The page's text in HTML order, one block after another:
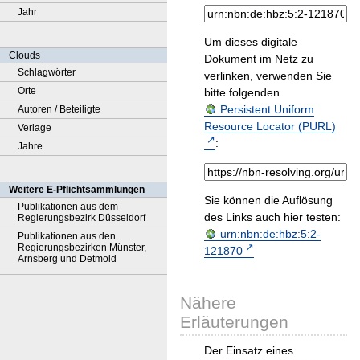
Jahr
Clouds
Schlagwörter
Orte
Autoren / Beteiligte
Verlage
Jahre
Weitere E-Pflichtsammlungen
Publikationen aus dem
Regierungsbezirk Düsseldorf
Publikationen aus den
Regierungsbezirken Münster,
Arnsberg und Detmold
Um dieses digitale
Dokument im Netz zu
verlinken, verwenden Sie
bitte folgenden
Persistent Uniform
Resource Locator (PURL)
:
Sie können die Auflösung
des Links auch hier testen:
urn:nbn:de:hbz:5:2-
121870
Nähere
Erläuterungen
Der Einsatz eines